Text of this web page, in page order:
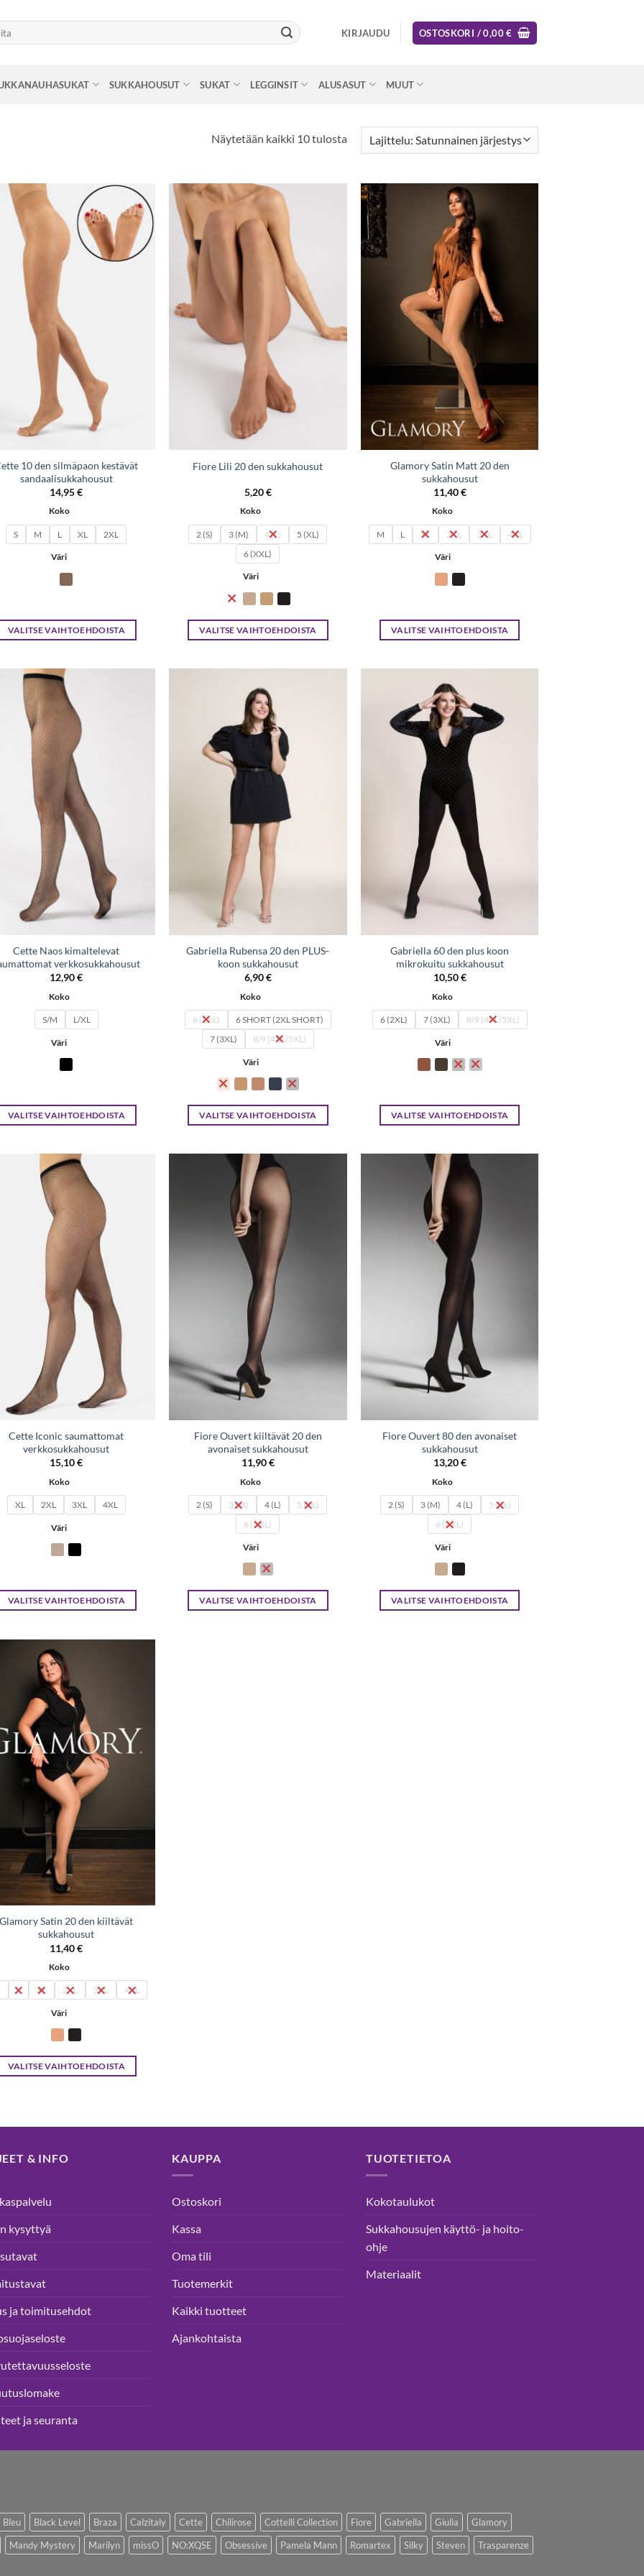
KIRJAUDU OSTOSKORI /0,00€
SUKKAHOUSUT SUKAT LEGGINSIT ALUSASUT MUUT
Näytetään kaikki 10 tulosta
Lisää
toivelistaan
10 den silmäpaon kestävät
sandaalisukkahousut
14,95€
Koko
S M L XL 2XL
Väri
VALITSE VAIHTOEHDOISTA
useampi
muunnelma.
Voit
tehdä
valinnat
tuotteen
sivulla.
Fiore Lili 20 den sukkahousut
5,20€
Koko
2 (S) 3 (M) 4 (L)
5 (XL)
6 (XXL)
Väri
VALITSE VAIHTOEHDOISTA
useampi
muunnelma.
Voit
tehdä
valinnat
tuotteen
sivulla.
Glamory Satin Matt 20 den
sukkahousut
11,40€
Koko
M L XL 2XL 3XL 4XL
Väri
VALITSE VAIHTOEHDOISTA
on
useampi
muunnelma.
Voit
tehdä
valinnat
tuotteen
sivulla.
Cette Naos kimaltelevat
verkkosukkahousut
12,90€
Koko
S/M L/XL
Väri
VALITSE VAIHTOEHDOISTA
on
useampi
muunnelma.
Voit
tehdä
valinnat
tuotteen
sivulla.
Gabriella Rubensa 20 den PLUS-
koon sukkahousut
6,90€
Koko
6 (2XL)
6 SHORT (2XL SHORT)
7 (3XL)
8/9 (4XL/5XL)
Väri
VALITSE VAIHTOEHDOISTA
on
useampi
muunnelma.
Voit
tehdä
valinnat
tuotteen
sivulla.
toivelistaan
Gabriella 60 den plus koon
mikrokuitu sukkahousut
10,50€
Koko
6 (2XL) 7 (3XL) 8/9 (4XL/5XL)
Väri
VALITSE VAIHTOEHDOISTA
on
useampi
muunnelma.
valinnat
tuotteen
sivulla.
toivelistaan
Cette Iconic saumattomat
verkkosukkahousut
15,10€
Koko
XL 2XL 3XL 4XL
Väri
VALITSE VAIHTOEHDOISTA
useampi
muunnelma.
Voit
tehdä
valinnat
tuotteen
sivulla.
Fiore Ouvert kiiltävät 20 den
avonaiset sukkahousut
11,90€
Koko
2 (S) 3 (M) 4 (L)
5 (XL)
6 (XXL)
Väri
VALITSE VAIHTOEHDOISTA
Fiore Ouvert 80 den avonaiset
sukkahousut
13,20€
Koko
2 (S) 3 (M) 4 (L)
5 (XL)
6 (XXL)
Väri
VALITSE VAIHTOEHDOISTA
Glamory Satin 20 den kiiltävät
sukkahousut
11,40€
Koko
L XL 2XL 3XL 4XL
Väri
VALITSE VAIHTOEHDOISTA
Voit
& INFO
kysyttyä
ja toimitusehdot
ja seuranta
KAUPPA
Ostoskori
Kassa
Oma tili
Tuotemerkit
Kaikki tuotteet
Ajankohtaista
TUOTETIETOA
Kokotaulukot
Sukkahousujen käyttö- ja hoito-
ohje
Materiaalit
Bleu Black Level Braza Calzitaly Cette Chilirose Cottelli Collection Fiore Gabriella Giulia
Glamory
Mandy Mystery
Marilyn missO NO:XQSE Obsessive Pamela Mann Romartex Silky Steven Trasparenze